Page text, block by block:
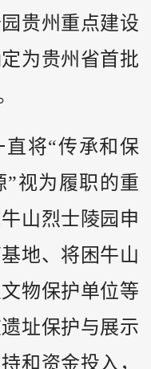
贵州重点建设
为贵州省首批
将“传承和保
视为履职的重
山烈士陵园申
地、将困牛山
物保护单位等
址保护与展示
和资金投入，